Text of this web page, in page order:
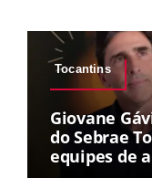
Tocantins
Giovane
do Sebrae
equipes de